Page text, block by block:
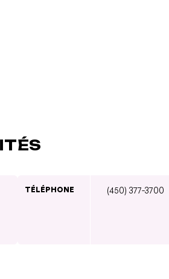
TÉLÉPHONE (450) 377-3700